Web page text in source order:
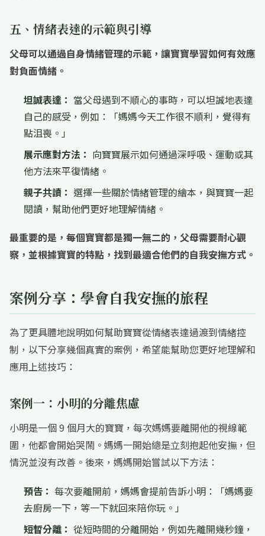
五、情緒表達的示範與引導
父母可以通過自身情緒管理的示範，讓寶寶學習如何有效應
對負面情緒。
坦誠表達： 當父母遇到不順心的事時，可以坦誠地表達
自己的感受，例如：「媽媽今天工作很不順利，覺得有
點沮喪。」
展示應對方法： 向寶寶展示如何通過深呼吸、運動或其
他方法來平復情緒。
親子共讀： 選擇一些關於情緒管理的繪本，與寶寶一起
閱讀，幫助他們更好地理解情緒。
最重要的是，每個寶寶都是獨一無二的，父母需要耐心觀
察，並根據寶寶的特點，找到最適合他們的自我安撫方式。
案例分享：學會自我安撫的旅程
為了更具體地說明如何幫助寶寶從情緒表達過渡到情緒控
制，以下分享幾個真實的案例，希望能幫助您更好地理解和
應用上述技巧：
案例一：小明的分離焦慮
小明是一個 9 個月大的寶寶，每次媽媽要離開他的視線範
圍，他都會開始哭鬧。媽媽一開始總是立刻抱起他安撫，但
情況並沒有改善。後來，媽媽開始嘗試以下方法：
預告： 每次要離開前，媽媽會提前告訴小明：「媽媽要
去廚房一下，等一下就回來陪你玩。」
短暫分離： 從短時間的分離開始，例如先離開幾秒鐘，